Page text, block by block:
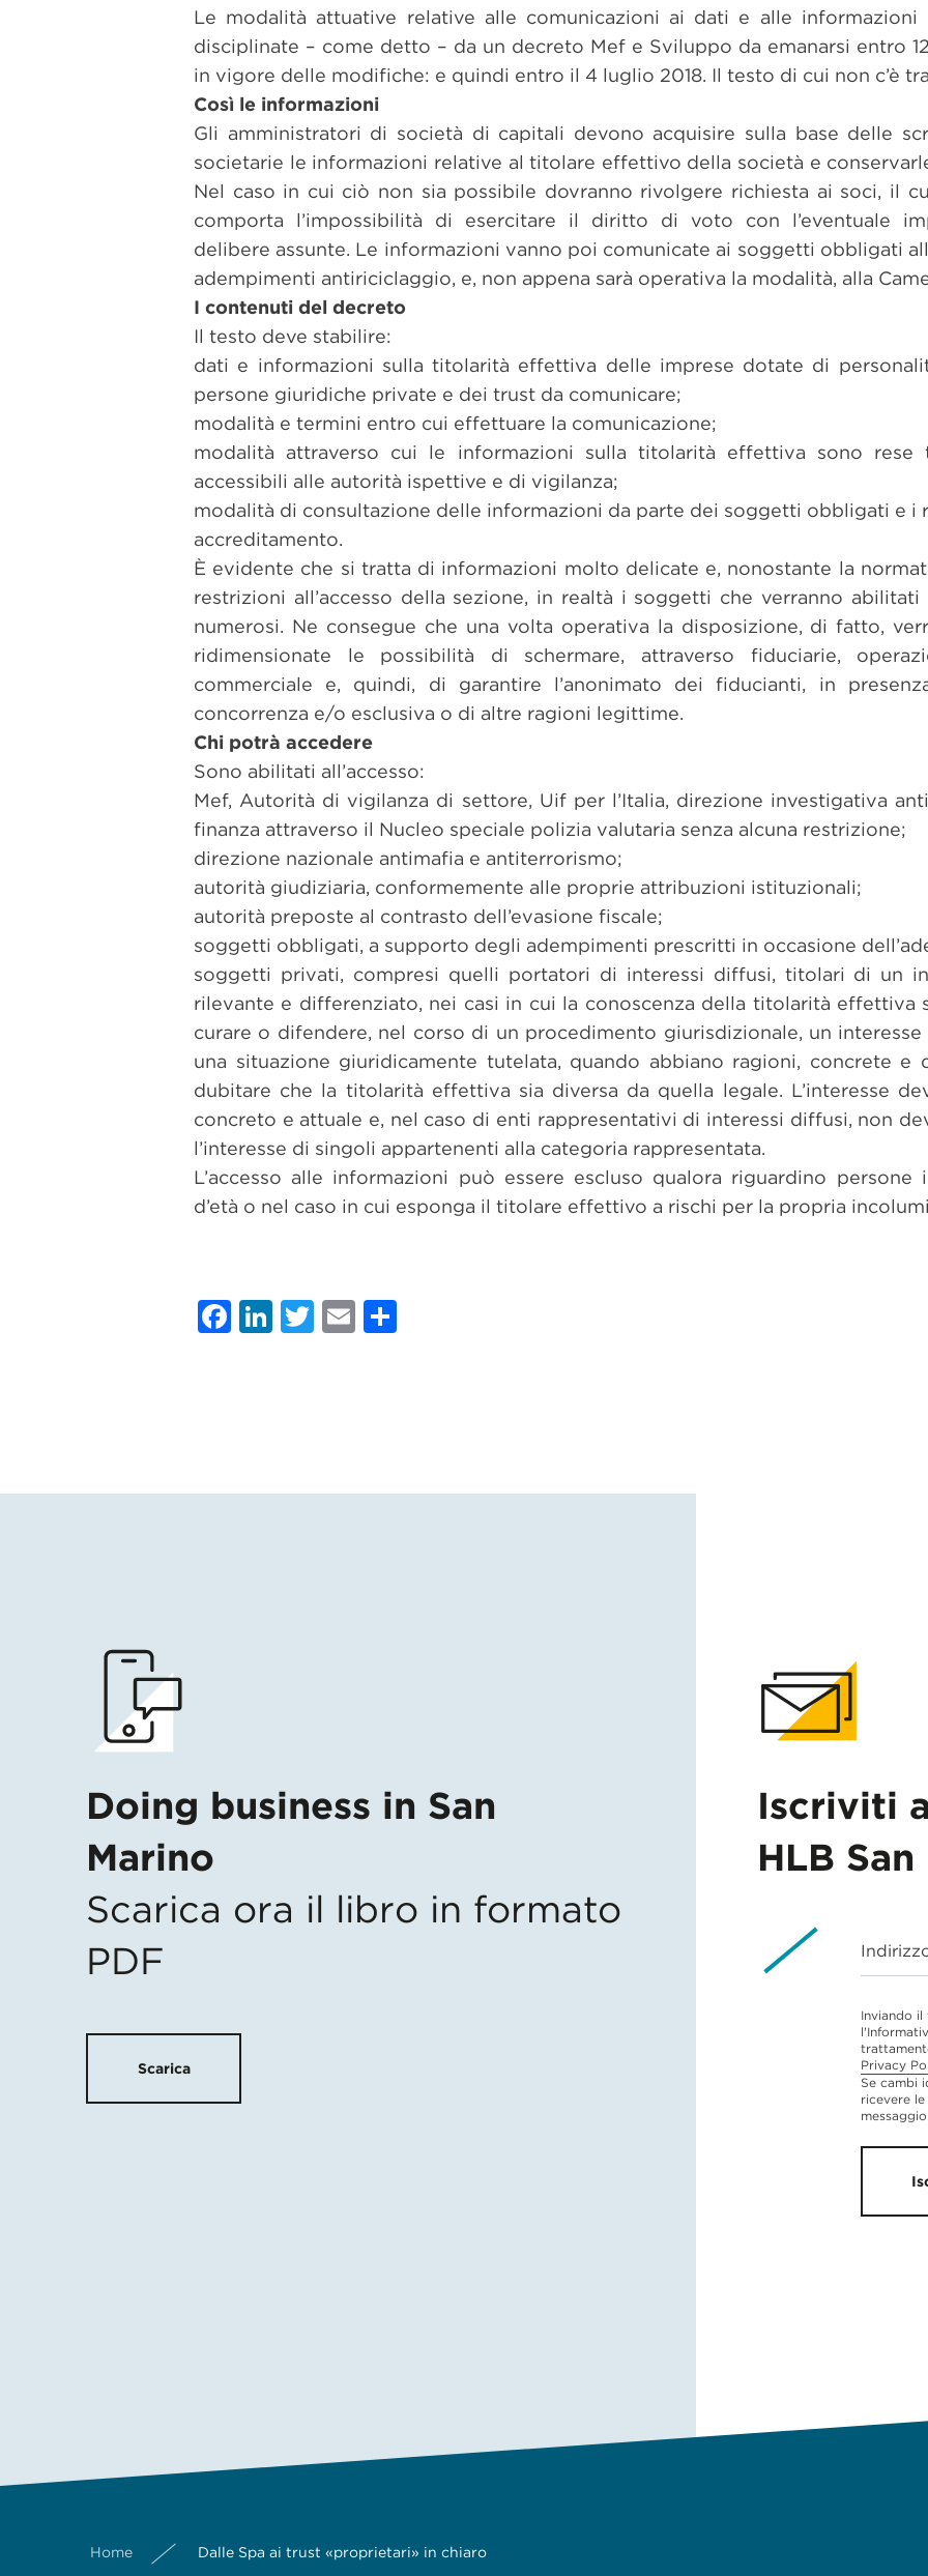
Le modalità attuative relative alle comunicazioni ai dati e alle informazioni
disciplinate – come detto – da un decreto Mef e Sviluppo da emanarsi entro
in vigore delle modifiche: e quindi entro il 4 luglio 2018. Il testo di cui non c’è
Così le informazioni
Gli amministratori di società di capitali devono acquisire sulla base delle
societarie le informazioni relative al titolare effettivo della società e
Nel caso in cui ciò non sia possibile dovranno rivolgere richiesta ai soci, il
comporta l’impossibilità di esercitare il diritto di voto con l’eventuale
delibere assunte. Le informazioni vanno poi comunicate ai soggetti obbligati
adempimenti antiriciclaggio, e, non appena sarà operativa la modalità, alla
I contenuti del decreto
Il testo deve stabilire:
dati e informazioni sulla titolarità effettiva delle imprese dotate di
persone giuridiche private e dei trust da comunicare;
modalità e termini entro cui effettuare la comunicazione;
modalità attraverso cui le informazioni sulla titolarità effettiva sono rese
accessibili alle autorità ispettive e di vigilanza;
modalità di consultazione delle informazioni da parte dei soggetti obbligati e i
accreditamento.
È evidente che si tratta di informazioni molto delicate e, nonostante la
restrizioni all’accesso della sezione, in realtà i soggetti che verranno abilitati
numerosi. Ne consegue che una volta operativa la disposizione, di fatto,
ridimensionate le possibilità di schermare, attraverso fiduciarie,
commerciale e, quindi, di garantire l’anonimato dei fiducianti, in
concorrenza e/o esclusiva o di altre ragioni legittime.
Chi potrà accedere
Sono abilitati all’accesso:
Mef, Autorità di vigilanza di settore, Uif per l’Italia, direzione investigativa
finanza attraverso il Nucleo speciale polizia valutaria senza alcuna restrizione;
direzione nazionale antimafia e antiterrorismo;
autorità giudiziaria, conformemente alle proprie attribuzioni istituzionali;
autorità preposte al contrasto dell’evasione fiscale;
soggetti obbligati, a supporto degli adempimenti prescritti in occasione
soggetti privati, compresi quelli portatori di interessi diffusi, titolari di un
rilevante e differenziato, nei casi in cui la conoscenza della titolarità effettiva
curare o difendere, nel corso di un procedimento giurisdizionale, un
una situazione giuridicamente tutelata, quando abbiano ragioni, concrete e
dubitare che la titolarità effettiva sia diversa da quella legale. L’interesse
concreto e attuale e, nel caso di enti rappresentativi di interessi diffusi, non
l’interesse di singoli appartenenti alla categoria rappresentata.
L’accesso alle informazioni può essere escluso qualora riguardino persone
d’età o nel caso in cui esponga il titolare effettivo a rischi per la propria
Facebook
LinkedIn
Twitter
Email
Doing business in San
Marino
Scarica ora il libro in formato
PDF
Scarica
Iscriviti
HLB
Inviando
Privacy
Se cambi
ricevere
Home Dalle Spa ai trust «proprietari» in chiaro